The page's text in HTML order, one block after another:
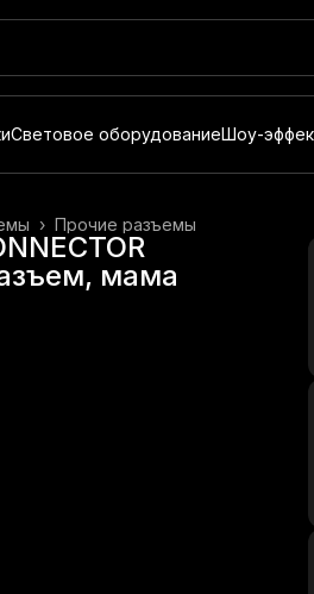
Световое оборудованиеШоу-
Прочие разъемы
›
мама